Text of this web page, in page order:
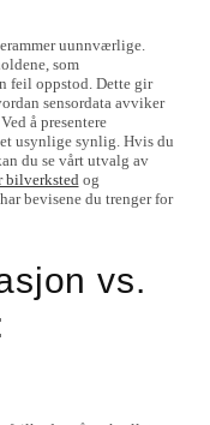
uunnværlige.
som
feil oppstod. Dette gir
sensordata avviker
å presentere
usynlige synlig. Hvis du
du se vårt utvalg av
bilverksted og
bevisene du trenger for
vs.